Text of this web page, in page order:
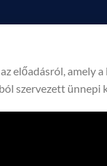
előadásról, amely
szervezett